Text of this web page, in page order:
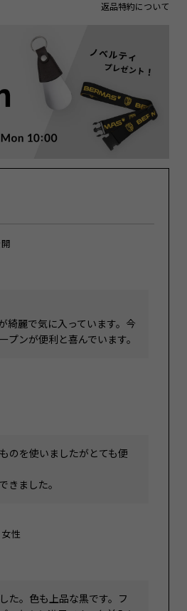
返品特約について
綺麗で気に入っています。今
プンが便利と喜んでいます。
のを使いましたがとても便
きました。
女性
た。色も上品な黒です。フ